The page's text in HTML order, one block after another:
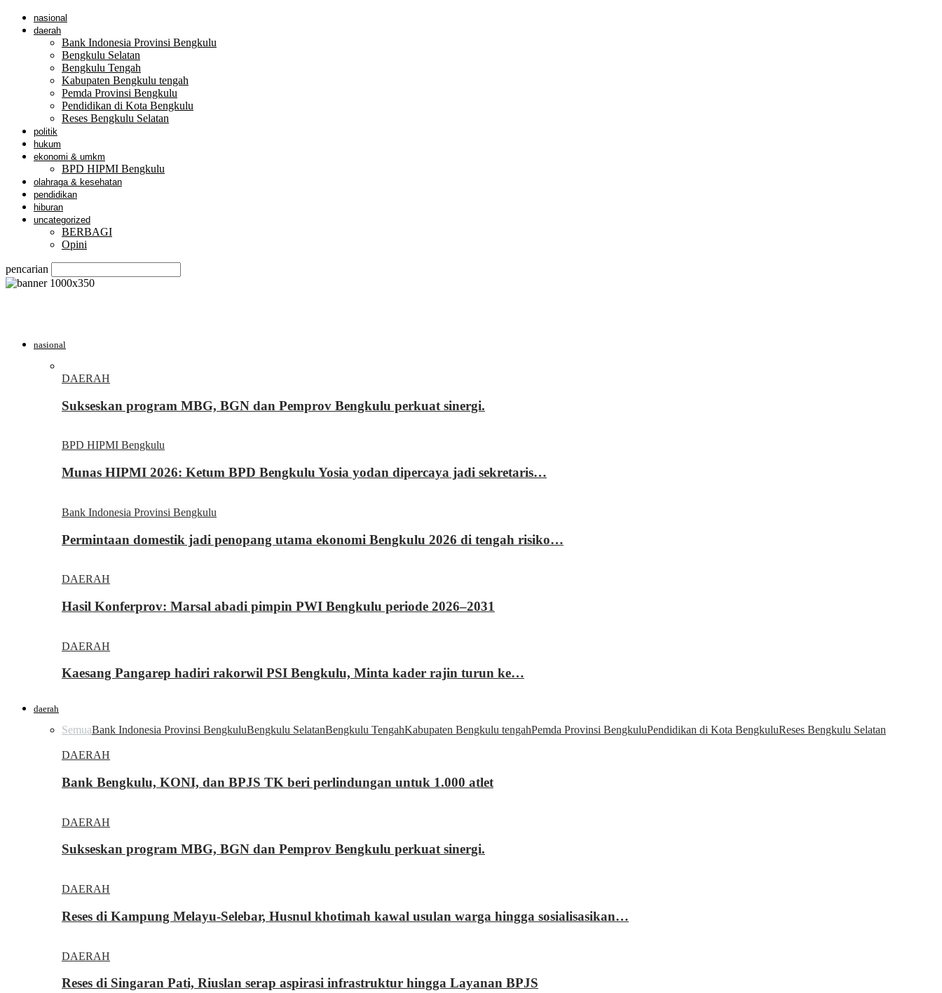
nasional
daerah
Bank Indonesia Provinsi Bengkulu
Bengkulu Selatan
Bengkulu Tengah
Kabupaten Bengkulu tengah
Pemda Provinsi Bengkulu
Pendidikan di Kota Bengkulu
Reses Bengkulu Selatan
politik
hukum
ekonomi & umkm
BPD HIPMI Bengkulu
olahraga & kesehatan
pendidikan
hiburan
uncategorized
BERBAGI
Opini
pencarian
nasional
DAERAH
Sukseskan program MBG, BGN dan Pemprov Bengkulu perkuat sinergi.
BPD HIPMI Bengkulu
Munas HIPMI 2026: Ketum BPD Bengkulu Yosia yodan dipercaya jadi sekretaris…
Bank Indonesia Provinsi Bengkulu
Permintaan domestik jadi penopang utama ekonomi Bengkulu 2026 di tengah risiko…
DAERAH
Hasil Konferprov: Marsal abadi pimpin PWI Bengkulu periode 2026–2031
DAERAH
Kaesang Pangarep hadiri rakorwil PSI Bengkulu, Minta kader rajin turun ke…
daerah
SemuaBank Indonesia Provinsi BengkuluBengkulu SelatanBengkulu TengahKabupaten Bengkulu tengahPemda Provinsi BengkuluPendidikan di Kota BengkuluReses Bengkulu Selatan
DAERAH
Bank Bengkulu, KONI, dan BPJS TK beri perlindungan untuk 1.000 atlet
DAERAH
Sukseskan program MBG, BGN dan Pemprov Bengkulu perkuat sinergi.
DAERAH
Reses di Kampung Melayu-Selebar, Husnul khotimah kawal usulan warga hingga sosialisasikan…
DAERAH
Reses di Singaran Pati, Riuslan serap aspirasi infrastruktur hingga Layanan BPJS